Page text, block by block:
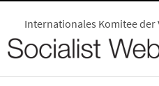
Internationales Komitee